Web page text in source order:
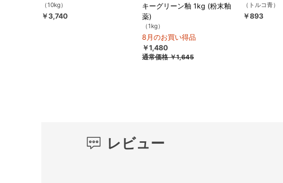
（10kg）
￥3,740
キーグリーン釉 1kg (粉末釉
薬)
（1kg）
8月のお買い得品
￥1,480
通常価格￥1,645
（トルコ青）
￥893
レビュー